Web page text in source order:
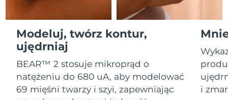
Modeluj, twórz kontur,
ujędrniaj
BEAR™ 2 stosuje mikroprąd o
natężeniu do 680 uA, aby modelować
69 mięśni twarzy i szyi, zapewniając
i
All revitalizing eye massagers
Advanced pore care essentials
Serum
For healthy hair
issa™ Teeth Whitening Gel
18% PAP
Kupuj
Gibraltar
Grecja
Oczekiwany czas dostawy
8/11/26
SRA Hongkong
(Chiny)
Oczekiwany czas dostawy
8/12/26
Oczekiwany czas dostawy